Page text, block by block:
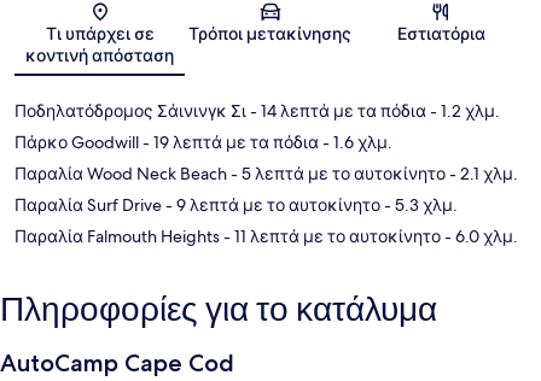
Χάρτης
Τι υπάρχει σε
κοντινή απόσταση
Τρόποι μετακίνησης Εστιατόρια
Ποδηλατόδρομος Σάινινγκ Σι- 14 λεπτά με τα πόδια- 1.2 χλμ.
Πάρκο Goodwill- 19 λεπτά με τα πόδια- 1.6 χλμ.
Παραλία Wood Neck Beach- 5 λεπτά με το αυτοκίνητο- 2.1 χλμ.
Παραλία Surf Drive- 9 λεπτά με το αυτοκίνητο- 5.3 χλμ.
Παραλία Falmouth Heights- 11 λεπτά με το αυτοκίνητο- 6.0 χλμ.
Πληροφορίες για το κατάλυμα
AutoCamp Cape Cod